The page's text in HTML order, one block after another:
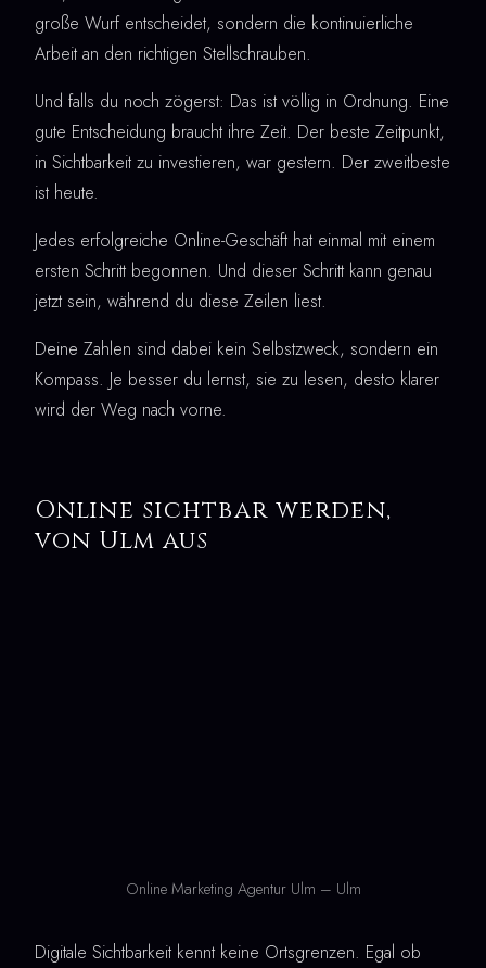
große Wurf entscheidet, sondern die kontinuierliche
Arbeit an den richtigen Stellschrauben.
Und falls du noch zögerst: Das ist völlig in Ordnung. Eine
gute Entscheidung braucht ihre Zeit. Der beste Zeitpunkt,
in Sichtbarkeit zu investieren, war gestern. Der zweitbeste
ist heute.
Jedes erfolgreiche Online-Geschäft hat einmal mit einem
ersten Schritt begonnen. Und dieser Schritt kann genau
jetzt sein, während du diese Zeilen liest.
Deine Zahlen sind dabei kein Selbstzweck, sondern ein
Kompass. Je besser du lernst, sie zu lesen, desto klarer
wird der Weg nach vorne.
Online sichtbar werden,
von Ulm aus
Online Marketing Agentur Ulm – Ulm
Digitale Sichtbarkeit kennt keine Ortsgrenzen. Egal ob